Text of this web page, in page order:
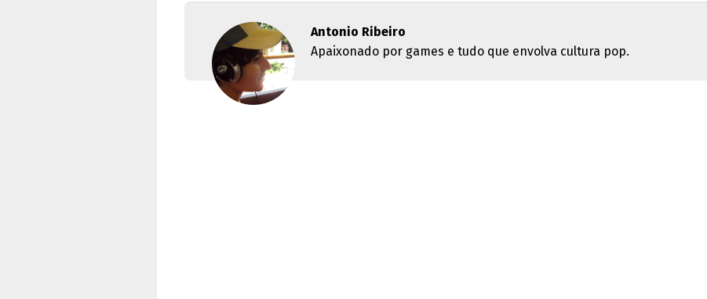
Antonio Ribeiro
Apaixonado por games e tudo que envolva cultura pop.